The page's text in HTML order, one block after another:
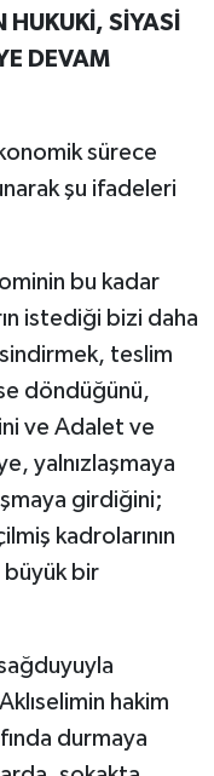
SİYASİ
DEVAM
sürece
şu ifadeleri
bu kadar
istediği bizi daha
teslim
döndüğünü,
ve Adalet ve
yalnızlaşmaya
girdiğini;
kadrolarının
bir
hakim
durmaya